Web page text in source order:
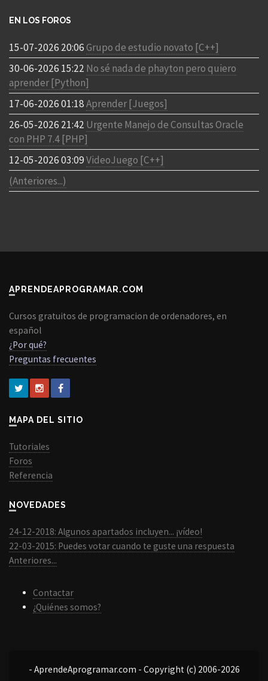
EN LOS FOROS
15-07-2026 20:06Grupo de estudio novato [C++]
30-06-2026 15:22 No sé nada de phayton pero quiero
aprender [Python]
17-06-2026 01:18Aprender [Juegos]
26-05-2026 21:42 Urgente Manejo de Consultas Oracle
con PHP 7.4 [PHP]
12-05-2026 03:09VideoJuego [C++]
(Anteriores...)
APRENDEAPROGRAMAR.COM
Cursos gratuitos de programacion de ordenadores, en
español
¿Por qué?
Preguntas frecuentes
MAPA DEL SITIO
Tutoriales
Foros
Referencia
NOVEDADES
24-12-2018: Algunos apartados incluyen... ¡vídeo!
22-03-2015: Puedes votar cuando te guste una respuesta
Anteriores...
Contactar
¿Quiénes somos?
- AprendeAprogramar.com - Copyright (c) 2006-2026